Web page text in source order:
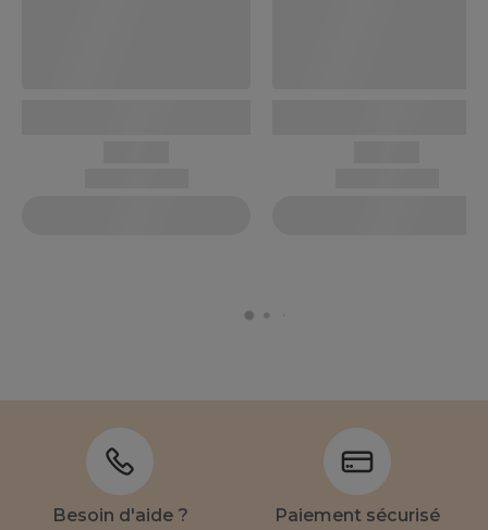
Besoin d'aide ?
Paiement sécurisé